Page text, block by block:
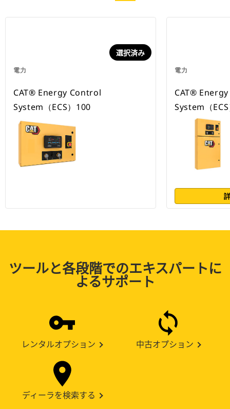
電力
選択済み
CAT® Energy Control
System（ECS）100
電力
CAT®
System（
ツールと各段階でのエキスパートに
よるサポート
レンタルオプション 中古オプション
ディーラを検索する